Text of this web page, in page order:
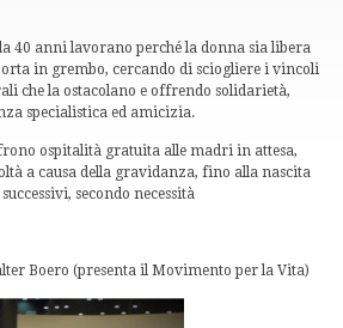
40 anni lavorano perché la donna sia libera
in grembo, cercando di sciogliere i vincoli
che la ostacolano e offrendo solidarietà,
specialistica ed amicizia.
ospitalità gratuita alle madri in attesa,
a causa della gravidanza, fino alla nascita
secondo necessità
Boero (presenta il Movimento per la Vita)